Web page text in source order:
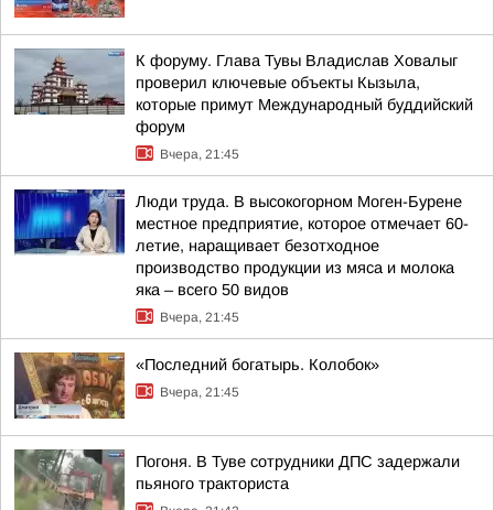
К форуму. Глава Тувы Владислав Ховалыг
проверил ключевые объекты Кызыла,
которые примут Международный буддийский
форум
Вчера, 21:45
Люди труда. В высокогорном Моген-Бурене
местное предприятие, которое отмечает 60-
летие, наращивает безотходное
производство продукции из мяса и молока
яка – всего 50 видов
Вчера, 21:45
«Последний богатырь. Колобок»
Вчера, 21:45
Погоня. В Туве сотрудники ДПС задержали
пьяного тракториста